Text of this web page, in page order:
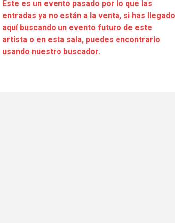
Este es un evento pasado por lo que las
entradas ya no están a la venta, si has llegado
aquí buscando un evento futuro de este
artista o en esta sala, puedes encontrarlo
usando nuestro buscador.